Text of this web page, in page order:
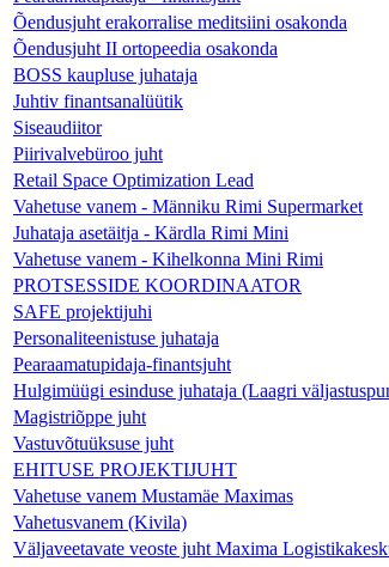
Õendusjuht erakorralise meditsiini osakonda
Õendusjuht II ortopeedia osakonda
BOSS kaupluse juhataja
Juhtiv finantsanalüütik
Siseaudiitor
Piirivalvebüroo juht
Retail Space Optimization Lead
Vahetuse vanem - Männiku Rimi Supermarket
Juhataja asetäitja - Kärdla Rimi Mini
Vahetuse vanem - Kihelkonna Mini Rimi
PROTSESSIDE KOORDINAATOR
SAFE projektijuhi
Personaliteenistuse juhataja
Pearaamatupidaja-finantsjuht
Hulgimüügi esinduse juhataja (Laagri
Magistriõppe juht
Vastuvõtuüksuse juht
EHITUSE PROJEKTIJUHT
Vahetuse vanem Mustamäe Maximas
Vahetusvanem (Kivila)
Väljaveetavate veoste juht Maxima